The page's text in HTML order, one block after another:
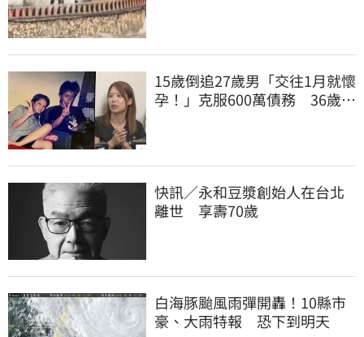
15歲倒追27歲男「交往1月就懷
孕！」克服600萬債務 36歲美
快訊／永和豆漿創始人在台北
離世 享壽70歲
白海豚颱風雨彈開轟！10縣市
豪、大雨特報 恐下到明天